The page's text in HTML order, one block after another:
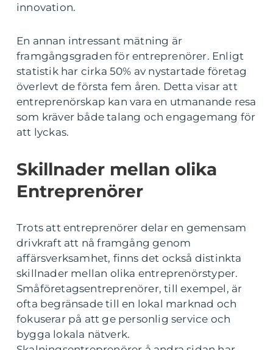
innovation.
En annan intressant mätning är
framgångsgraden för entreprenörer. Enligt
statistik har cirka 50% av nystartade företag
överlevt de första fem åren. Detta visar att
entreprenörskap kan vara en utmanande resa
som kräver både talang och engagemang för
att lyckas.
Skillnader mellan olika
Entreprenörer
Trots att entreprenörer delar en gemensam
drivkraft att nå framgång genom
affärsverksamhet, finns det också distinkta
skillnader mellan olika entreprenörstyper.
Småföretagsentreprenörer, till exempel, är
ofta begränsade till en lokal marknad och
fokuserar på att ge personlig service och
bygga lokala nätverk.